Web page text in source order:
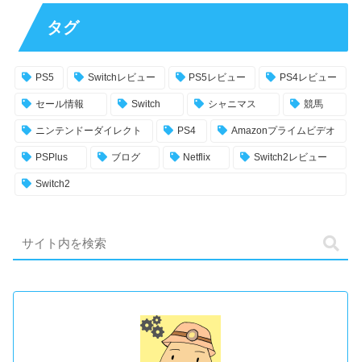
タグ
PS5 Switchレビュー PS5レビュー PS4レビュー
セール情報 Switch シャニマス 競馬
ニンテンドーダイレクト PS4 Amazonプライムビデオ
PSPlus ブログ Netflix Switch2レビュー
Switch2